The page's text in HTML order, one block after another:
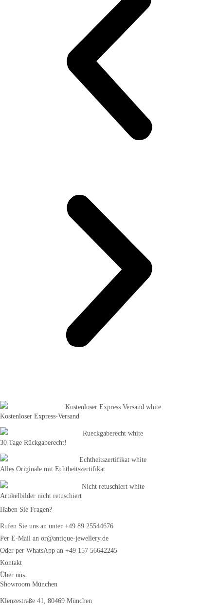
Kostenloser Express-Versand
30 Tage Rückgaberecht!
Alles Originale mit Echtheitszertifikat
Artikelbilder nicht retuschiert
Haben Sie Fragen?
Rufen Sie uns an unter +49 89 25544676
Per E-Mail an or@antique-jewellery.de
Oder per WhatsApp an +49 157 56642245
Kontakt
Über uns
Showroom München
Klenzestraße 41, 80469 München